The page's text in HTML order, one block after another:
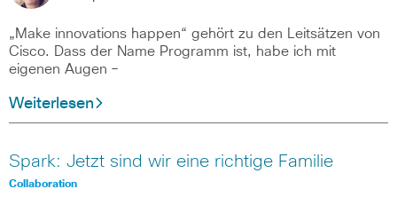
„Make innovations happen“ gehört zu den Leitsätzen von
Cisco. Dass der Name Programm ist, habe ich mit
eigenen Augen –
Weiterlesen
Spark: Jetzt sind wir eine richtige Familie
Collaboration